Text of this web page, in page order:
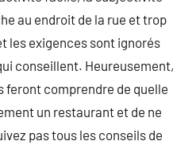
au endroit de la rue et trop
les exigences sont ignorés
conseillent. Heureusement,
feront comprendre de quelle
un restaurant et de ne
pas tous les conseils de